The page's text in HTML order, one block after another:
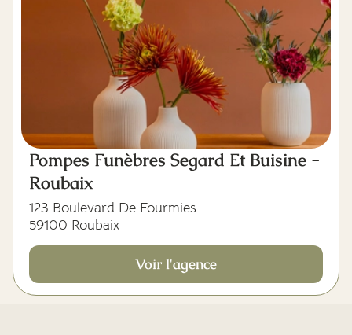
Pompes Funèbres Segard Et Buisine -
Roubaix
123 Boulevard De Fourmies
59100 Roubaix
Voir l'agence